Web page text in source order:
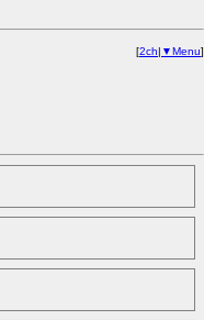
[2ch| ▼Menu]